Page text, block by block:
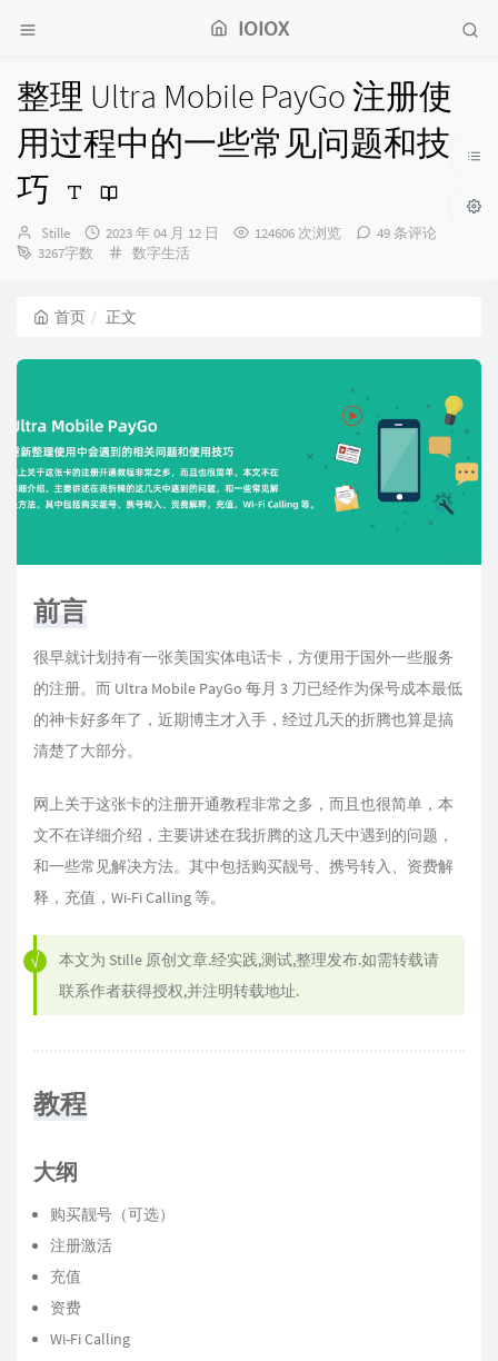
IOIOX
整理 Ultra Mobile PayGo 注册使
用过程中的一些常见问题和技
巧
博
主：
Stille
发
布
2023 年 04 月 12 日 124606 次浏览
49 条评论
3267字数
分
数字生活
首页 正文
前言
很早就计划持有一张美国实体电话卡，方便用于国外一些服务
的注册。而 Ultra Mobile PayGo 每月 3 刀已经作为保号成本最低
的神卡好多年了，近期博主才入手，经过几天的折腾也算是搞
清楚了大部分。
网上关于这张卡的注册开通教程非常之多，而且也很简单，本
文不在详细介绍，主要讲述在我折腾的这几天中遇到的问题，
和一些常见解决方法。其中包括购买靓号、携号转入、资费解
释，充值，Wi-Fi Calling 等。
本文为 Stille 原创文章.经实践,测试,整理发布.如需转载请
联系作者获得授权,并注明转载地址.
教程
大纲
购买靓号（可选）
注册激活
充值
资费
Wi-Fi Calling